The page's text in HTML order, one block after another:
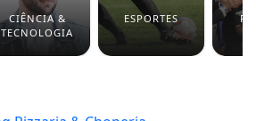
CIÊNCIA &
TECNOLOGIA
ESPORTES